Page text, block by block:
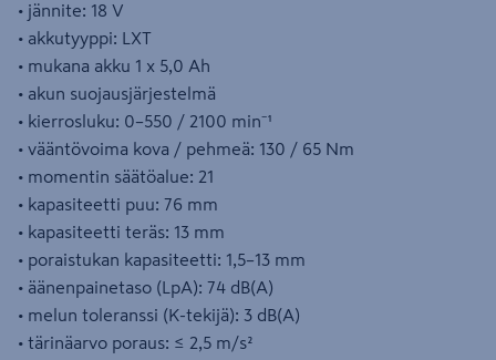
• jännite: 18 V
• akkutyyppi: LXT
• mukana akku 1 x 5,0 Ah
• akun suojausjärjestelmä
• kierrosluku: 0–550 / 2100 min⁻¹
• vääntövoima kova / pehmeä: 130 / 65 Nm
• momentin säätöalue: 21
• kapasiteetti puu: 76 mm
• kapasiteetti teräs: 13 mm
• poraistukan kapasiteetti: 1,5–13 mm
• äänenpainetaso (LpA): 74 dB(A)
• melun toleranssi (K-tekijä): 3 dB(A)
• tärinäarvo poraus: ≤ 2,5 m/s²